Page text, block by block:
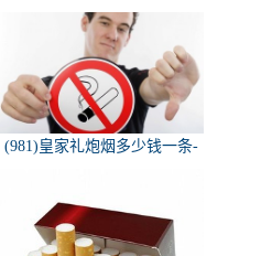
烟的快穿小说，叫什么名字来
着？？？
(981)皇家礼炮烟多少钱一条-